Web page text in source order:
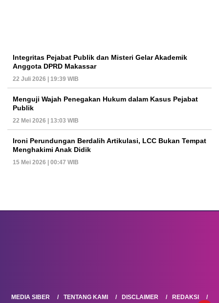
Integritas Pejabat Publik dan Misteri Gelar Akademik
Anggota DPRD Makassar
22 Juli 2026 | 19:39 WIB
Menguji Wajah Penegakan Hukum dalam Kasus Pejabat
Publik
22 Mei 2026 | 13:03 WIB
Ironi Perundungan Berdalih Artikulasi, LCC Bukan Tempat
Menghakimi Anak Didik
15 Mei 2026 | 00:47 WIB
MEDIA SIBER TENTANG KAMI DISCLAIMER REDAKSI